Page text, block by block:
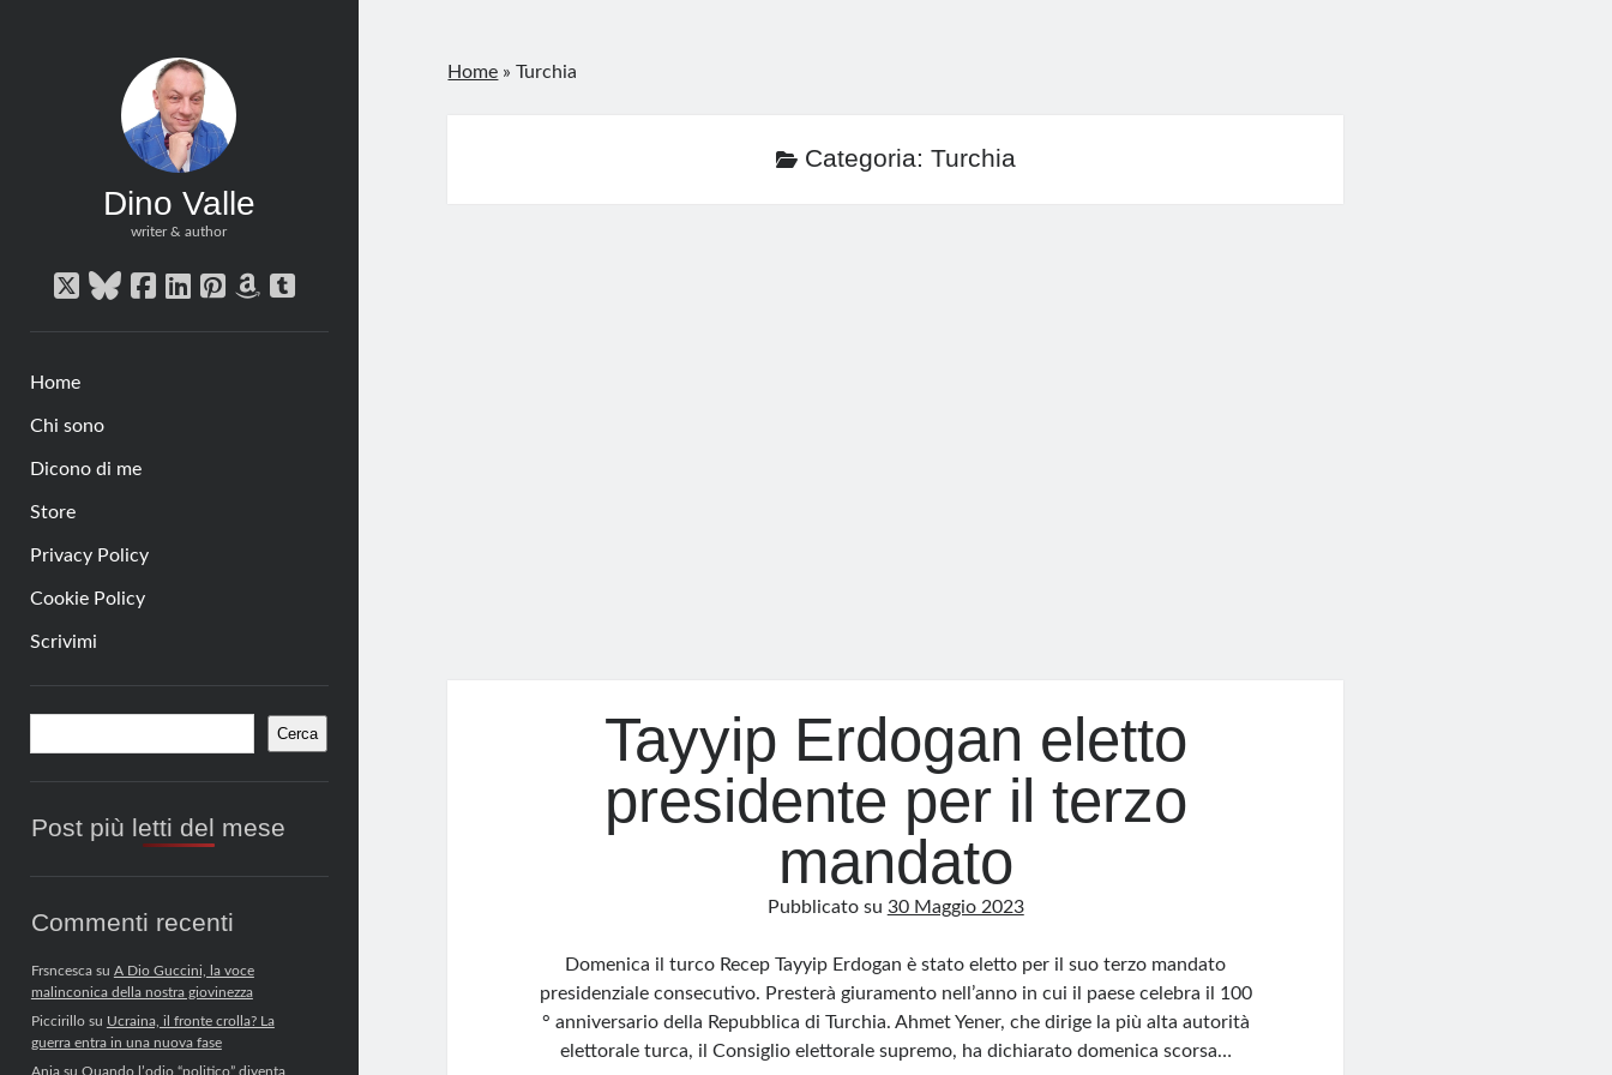
Dino Valle
writer & author
twitterbluesky
facebook
linkedin
pinterest
amazon
tumblr
Home
Chi sono
Dicono di me
Store
Privacy Policy
Cookie Policy
Scrivimi
Barra
laterale
Cerca
Post più letti del mese
Commenti recenti
Frsncescasu A Dio Guccini, la voce
malinconica della nostra giovinezza
Piccirillosu Ucraina, il fronte crolla? La
guerra entra in una nuova fase
Anjasu Quando l’odio “politico” diventa
Home »Turchia
Categoria: Turchia
Tayyip Erdogan eletto
presidente per il terzo
mandato
Pubblicato su 30 Maggio 2023
Domenica il turco Recep Tayyip Erdogan è stato eletto per il suo terzo mandato
presidenziale consecutivo. Presterà giuramento nell’anno in cui il paese celebra il 100
° anniversario della Repubblica di Turchia. Ahmet Yener, che dirige la più alta autorità
elettorale turca, il Consiglio elettorale supremo, ha dichiarato domenica scorsa…